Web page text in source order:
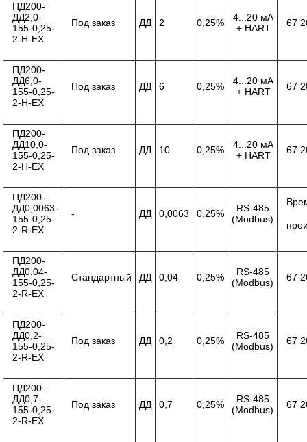
ПД200-
ДД2,0-
155-0,25-
2-Н-ЕХ
Под заказ ДД 2 0,25%
4...20 мА
+ HART
67
ПД200-
ДД6,0-
155-0,25-
2-Н-ЕХ
Под заказ ДД 6 0,25%
4...20 мА
+ HART
67
ПД200-
ДД10,0-
155-0,25-
2-Н-ЕХ
Под заказ ДД 10 0,25%
4...20 мА
+ HART
67
ПД200-
ДД0,0063-
155-0,25-
2-R-ЕХ
- ДД 0,0063 0,25%
RS-485
(Modbus)
ПД200-
ДД0,04-
155-0,25-
2-R-ЕХ
Стандартный ДД 0,04 0,25%
RS-485
(Modbus)
67
ПД200-
ДД0,2-
155-0,25-
2-R-ЕХ
Под заказ ДД 0,2 0,25%
RS-485
(Modbus)
67
ПД200-
ДД0,7-
155-0,25-
2-R-ЕХ
Под заказ ДД 0,7 0,25%
RS-485
(Modbus)
67